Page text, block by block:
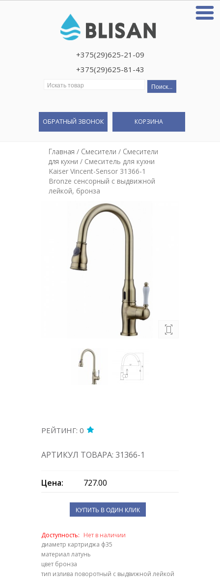
+375(29)625-21-09
+375(29)625-81-43
Искать:
ОБРАТНЫЙ ЗВОНОК КОРЗИНА
Главная / Смесители / Смесители
для кухни / Смеситель для кухни
Kaiser Vincent-Sensor 31366-1
Bronze сенсорный с выдвижной
лейкой, бронза
РЕЙТИНГ: 0
АРТИКУЛ ТОВАРА: 31366-1
Цена: 727.00
КУПИТЬ В ОДИН КЛИК
Доступность: Нет в наличии
диаметр картриджа ф35
материал латунь
цвет бронза
тип излива поворотный с выдвижной лейкой